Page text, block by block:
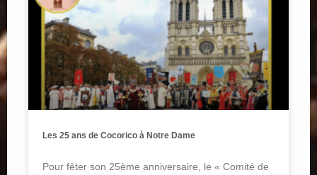
Les 25 ans de Cocorico à Notre Dame
Pour fêter son 25ème anniversaire, le « Comité de